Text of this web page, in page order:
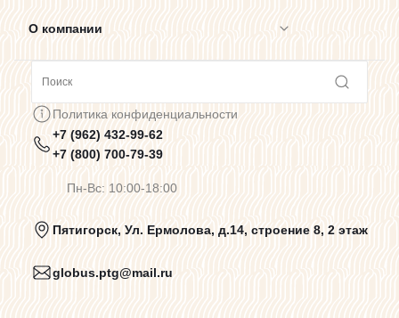
О компании
Предупреждения о цветопередаче
Политика конфиденциальности
Пользовательское соглашение
Политика конфиденциальности
+7 (962) 432-99-62
+7 (800) 700-79-39
Пн-Вс: 10:00-18:00
Пятигорск, Ул. Ермолова, д.14, строение 8, 2 этаж
globus.ptg@mail.ru